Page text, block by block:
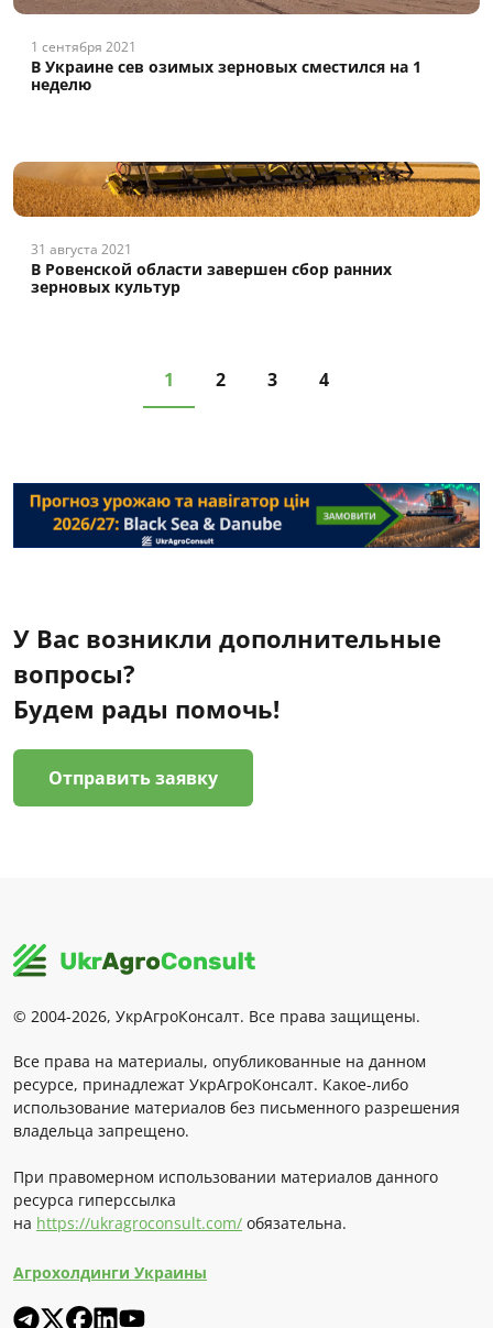
1 сентября 2021
В Украине сев озимых зерновых сместился на 1
неделю
31 августа 2021
В Ровенской области завершен сбор ранних
зерновых культур
1 2 3 4
У Вас возникли дополнительные
вопросы?
Будем рады помочь!
Отправить заявку
© 2004-2026, УкрАгроКонсалт. Все права защищены.
Все права на материалы, опубликованные на данном
ресурсе, принадлежат УкрАгроКонсалт. Какое-либо
использование материалов без письменного разрешения
владельца запрещено.
При правомерном использовании материалов данного
ресурса гиперссылка
на https://ukragroconsult.com/ обязательна.
Агрохолдинги Украины